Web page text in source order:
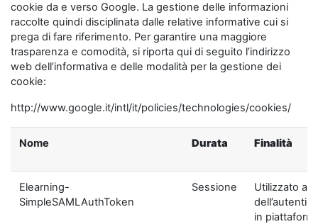
cookie da e verso Google. La gestione delle informazioni
raccolte quindi disciplinata dalle relative informative cui si
prega di fare riferimento. Per garantire una maggiore
trasparenza e comodità, si riporta qui di seguito l’indirizzo
web dell’informativa e delle modalità per la gestione dei
cookie:
http://www.google.it/intl/it/policies/technologies/cookies/
Nome Durata Finalità
Elearning-
SimpleSAMLAuthToken
Sessione
Utilizzato ai
in